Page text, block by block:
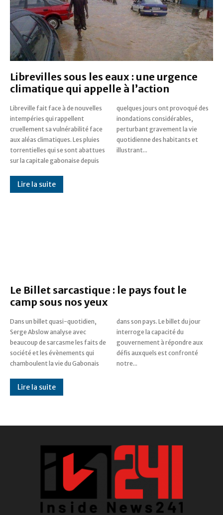
Librevilles sous les eaux : une urgence
climatique qui appelle à l’action
Libreville fait face à de nouvelles
intempéries qui rappellent
cruellement sa vulnérabilité face
aux aléas climatiques. Les pluies
torrentielles qui se sont abattues
sur la capitale gabonaise depuis
quelques jours ont provoqué des
inondations considérables,
perturbant gravement la vie
quotidienne des habitants et
illustrant...
Lire la suite
Le Billet sarcastique : le pays fout le
camp sous nos yeux
Dans un billet quasi-quotidien,
Serge Abslow analyse avec
beaucoup de sarcasme les faits de
société et les évènements qui
chamboulent la vie du Gabonais
dans son pays. Le billet du jour
interroge la capacité du
gouvernement à répondre aux
défis auxquels est confronté
notre...
Lire la suite